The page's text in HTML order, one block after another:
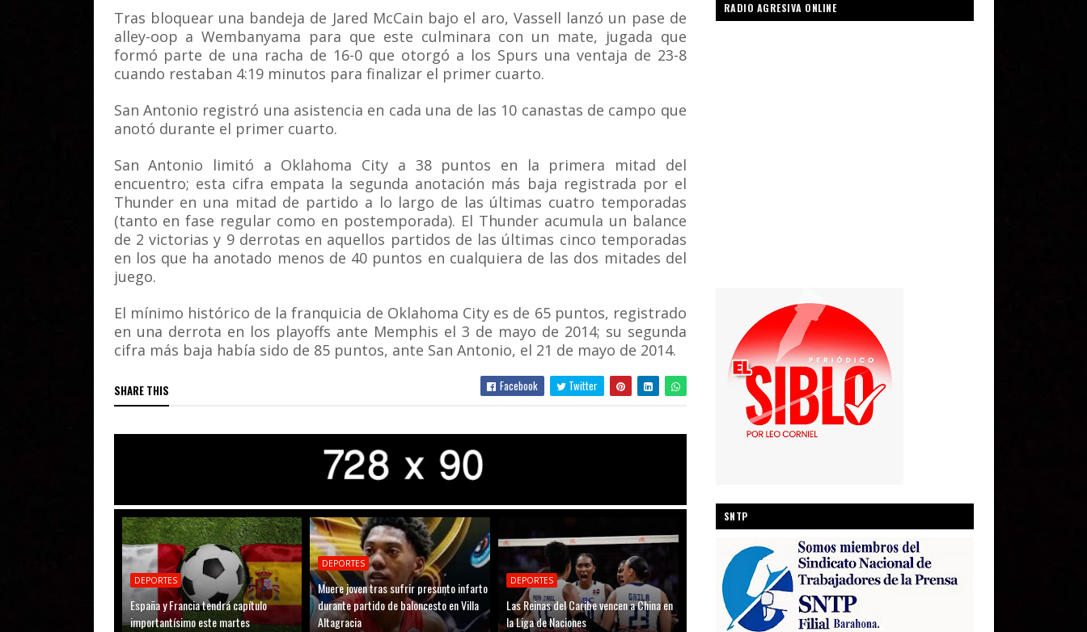
Tras bloquear una bandeja de Jared McCain bajo el aro, Vassell lanzó un pase de
alley-oop a Wembanyama para que este culminara con un mate, jugada que
formó parte de una racha de 16-0 que otorgó a los Spurs una ventaja de 23-8
cuando restaban 4:19 minutos para finalizar el primer cuarto.
San Antonio registró una asistencia en cada una de las 10 canastas de campo que
anotó durante el primer cuarto.
San Antonio limitó a Oklahoma City a 38 puntos en la primera mitad del
encuentro; esta cifra empata la segunda anotación más baja registrada por el
Thunder en una mitad de partido a lo largo de las últimas cuatro temporadas
(tanto en fase regular como en postemporada). El Thunder acumula un balance
de 2 victorias y 9 derrotas en aquellos partidos de las últimas cinco temporadas
en los que ha anotado menos de 40 puntos en cualquiera de las dos mitades del
juego.
El mínimo histórico de la franquicia de Oklahoma City es de 65 puntos, registrado
en una derrota en los playoffs ante Memphis el 3 de mayo de 2014; su segunda
cifra más baja había sido de 85 puntos, ante San Antonio, el 21 de mayo de 2014.
SHARE THIS Facebook Twitter
DEPORTES
España y Francia tendrá capítulo
importantísimo este martes
DEPORTES
Muere joven tras sufrir presunto infarto
durante partido de baloncesto en Villa
Altagracia
DEPORTES
Las Reinas del Caribe vencen a China en
la Liga de Naciones
RADIO AGRESIVA ONLINE
SNTP